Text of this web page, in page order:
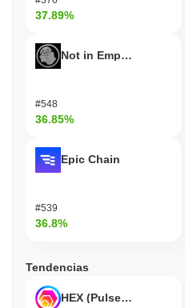
37.89%
Not in Employment,
#548
36.85%
Epic Chain
#539
36.8%
Tendencias
HEX (Pulsechain)